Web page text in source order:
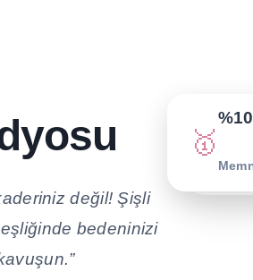
değil! Şişli
bedeninizi
🥇